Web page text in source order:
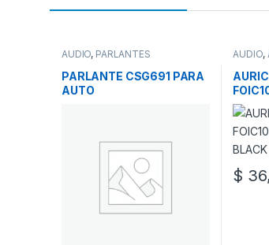
AUDIO, PARLANTES
PARLANTE CSG691 PARA
AUTO
AUDIO,
$